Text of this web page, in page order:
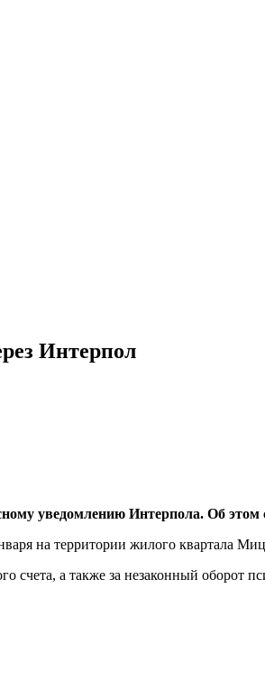
Интерпол
уведомлению Интерпола. Об
на территории жилого квартала
счета, а также за незаконный оборот